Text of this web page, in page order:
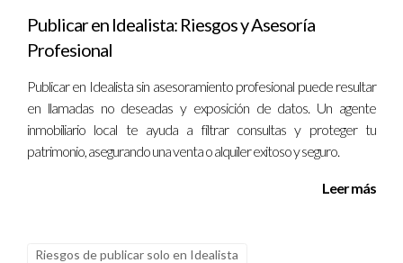
Publicar en Idealista: Riesgos y Asesoría
Profesional
Publicar en Idealista sin asesoramiento profesional puede resultar
en llamadas no deseadas y exposición de datos. Un agente
inmobiliario local te ayuda a filtrar consultas y proteger tu
patrimonio, asegurando una venta o alquiler exitoso y seguro.
Leer más
Riesgos de publicar solo en Idealista